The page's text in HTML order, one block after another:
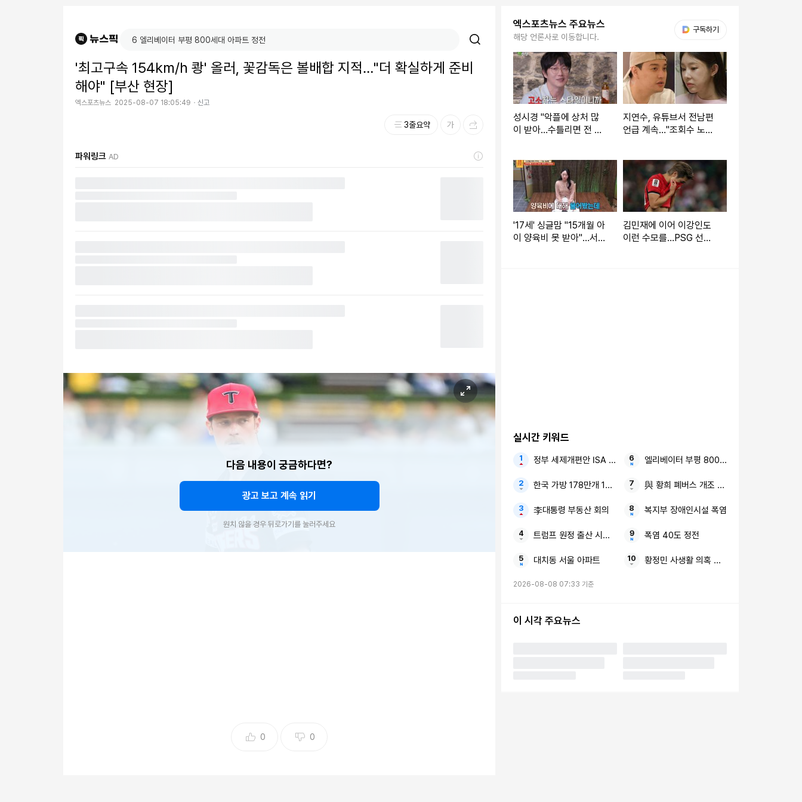
'최고구속 154km/h 쾅' 올러, 꽃감독은 볼배합 지적…"더 확실하게 준비
해야" [부산 현장]
엑스포츠뉴스 2025-08-07 18:05:49 신고
3줄요약
파워링크 AD
(엑스포츠뉴스 부산, 김지수 기자) 이범호 KIA 타이거즈 감독이 부상 회복 후 1군 복귀전을 치른 외국인
다음 내용이 궁금하다면?
광고 보고 계속 읽기
원치 않을 경우 뒤로가기를 눌러주세요
0 0
엑스포츠뉴스 주요뉴스
해당 언론사로 이동합니다.
구독하기
성시경 "악플에 상처 많
이 받아…수틀리면 전 재
지연수, 유튜브서 전남편
언급 계속…"조회수 노리
'17세' 싱글맘 "15개월 아
이 양육비 못 받아"…서장
김민재에 이어 이강인도
이런 수모를…PSG 선수
실시간 키워드
정부 세제개편안 ISA 주가누르기안
한국 가방 178만개 1년 반
李대통령 부동산 회의
트럼프 원정 출산 시민권 제한
대치동 서울 아파트
엘리베이터 부평 800세대 아파트 정전
與 황희 폐버스 개조 버스 하우스
복지부 장애인시설 폭염
폭염 40도 정전
황정민 사생활 의혹 예정대로 방송
2026-08-08 07:33 기준
이 시각 주요뉴스